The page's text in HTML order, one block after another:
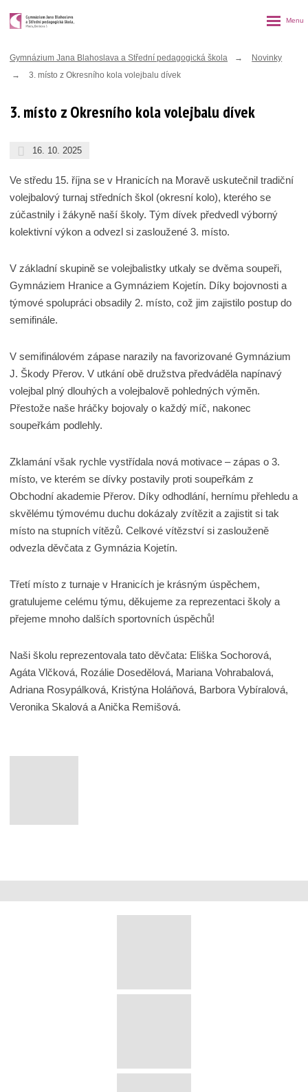
Gymnázium Jana Blahoslava a Střední pedagogická škola
Novinky
3. místo z Okresního kola volejbalu dívek
3. místo z Okresního kola volejbalu dívek
16. 10. 2025
Ve středu 15. října se v Hranicích na Moravě uskutečnil tradiční
volejbalový turnaj středních škol (okresní kolo), kterého se
zúčastnily i žákyně naší školy. Tým dívek předvedl výborný
kolektivní výkon a odvezl si zasloužené 3. místo.
V základní skupině se volejbalistky utkaly se dvěma soupeři,
Gymnáziem Hranice a Gymnáziem Kojetín. Díky bojovnosti a
týmové spolupráci obsadily 2. místo, což jim zajistilo postup do
semifinále.
V semifinálovém zápase narazily na favorizované Gymnázium
J. Škody Přerov. V utkání obě družstva předváděla napínavý
volejbal plný dlouhých a volejbalově pohledných výměn.
Přestože naše hráčky bojovaly o každý míč, nakonec
soupeřkám podlehly.
Zklamání však rychle vystřídala nová motivace – zápas o 3.
místo, ve kterém se dívky postavily proti soupeřkám z
Obchodní akademie Přerov. Díky odhodlání, hernímu přehledu a
skvělému týmovému duchu dokázaly zvítězit a zajistit si tak
místo na stupních vítězů. Celkové vítězství si zaslouženě
odvezla děvčata z Gymnázia Kojetín.
Třetí místo z turnaje v Hranicích je krásným úspěchem,
gratulujeme celému týmu, děkujeme za reprezentaci školy a
přejeme mnoho dalších sportovních úspěchů!
Naši školu reprezentovala tato děvčata: Eliška Sochorová,
Agáta Vlčková, Rozálie Dosedělová, Mariana Vohrabalová,
Adriana Rosypálková, Kristýna Holáňová, Barbora Vybíralová,
Veronika Skalová a Anička Remišová.